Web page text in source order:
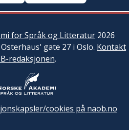
for Språk og Litteratur2026
gate 27 i Oslo. Kontakt
redaksjonen.
cookies på naob.no